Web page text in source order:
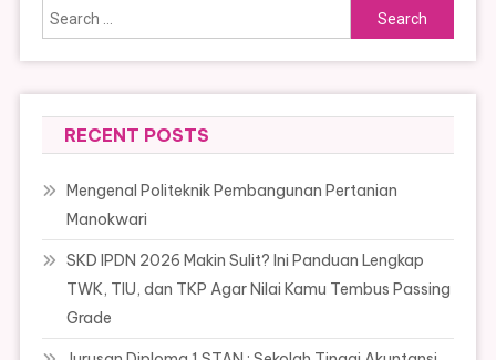
Search
for:
RECENT POSTS
Mengenal Politeknik Pembangunan Pertanian
Manokwari
SKD IPDN 2026 Makin Sulit? Ini Panduan Lengkap
TWK, TIU, dan TKP Agar Nilai Kamu Tembus Passing
Grade